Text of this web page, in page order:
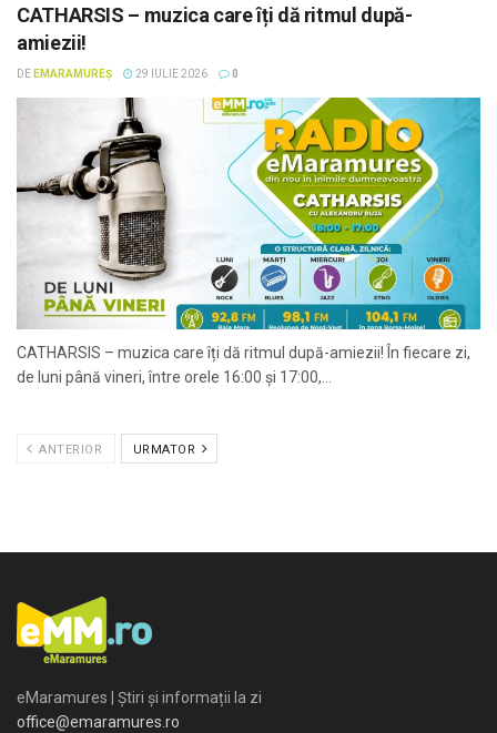
CATHARSIS – muzica care îți dă ritmul după-
amiezii!
DE EMARAMUREȘ 29 IULIE 2026 0
CATHARSIS – muzica care îți dă ritmul după-amiezii! În fiecare zi,
de luni până vineri, între orele 16:00 și 17:00,...
ANTERIOR URMATOR
eMaramures | Știri și informații la zi
office@emaramures.ro